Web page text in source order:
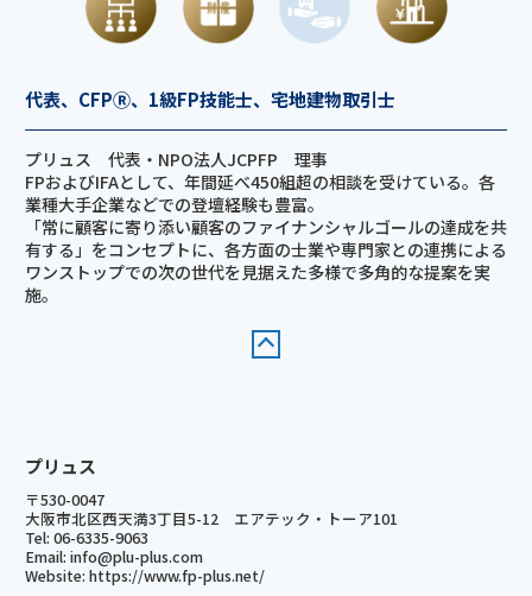
代表、CFPⓇ、1級FP技能士、宅地建物取引士
プリュス 代表・NPO法人JCPFP 理事
FPおよびIFAとして、年間延べ450組超の相談を受けている。各
業種大手企業などでの登壇経験も豊富。
「常に顧客に寄り添い顧客のファイナンシャルゴールの達成を共
有する」をコンセプトに、各方面の士業や専門家との連携による
ワンストップでの次の世代を見据えた多様で多角的な提案を実
施。
プリュス
〒530-0047
大阪市北区西天満3丁目5-12 エアテック・トーア101
Tel: 06-6335-9063
Email: info@plu-plus.com
Website: https://www.fp-plus.net/